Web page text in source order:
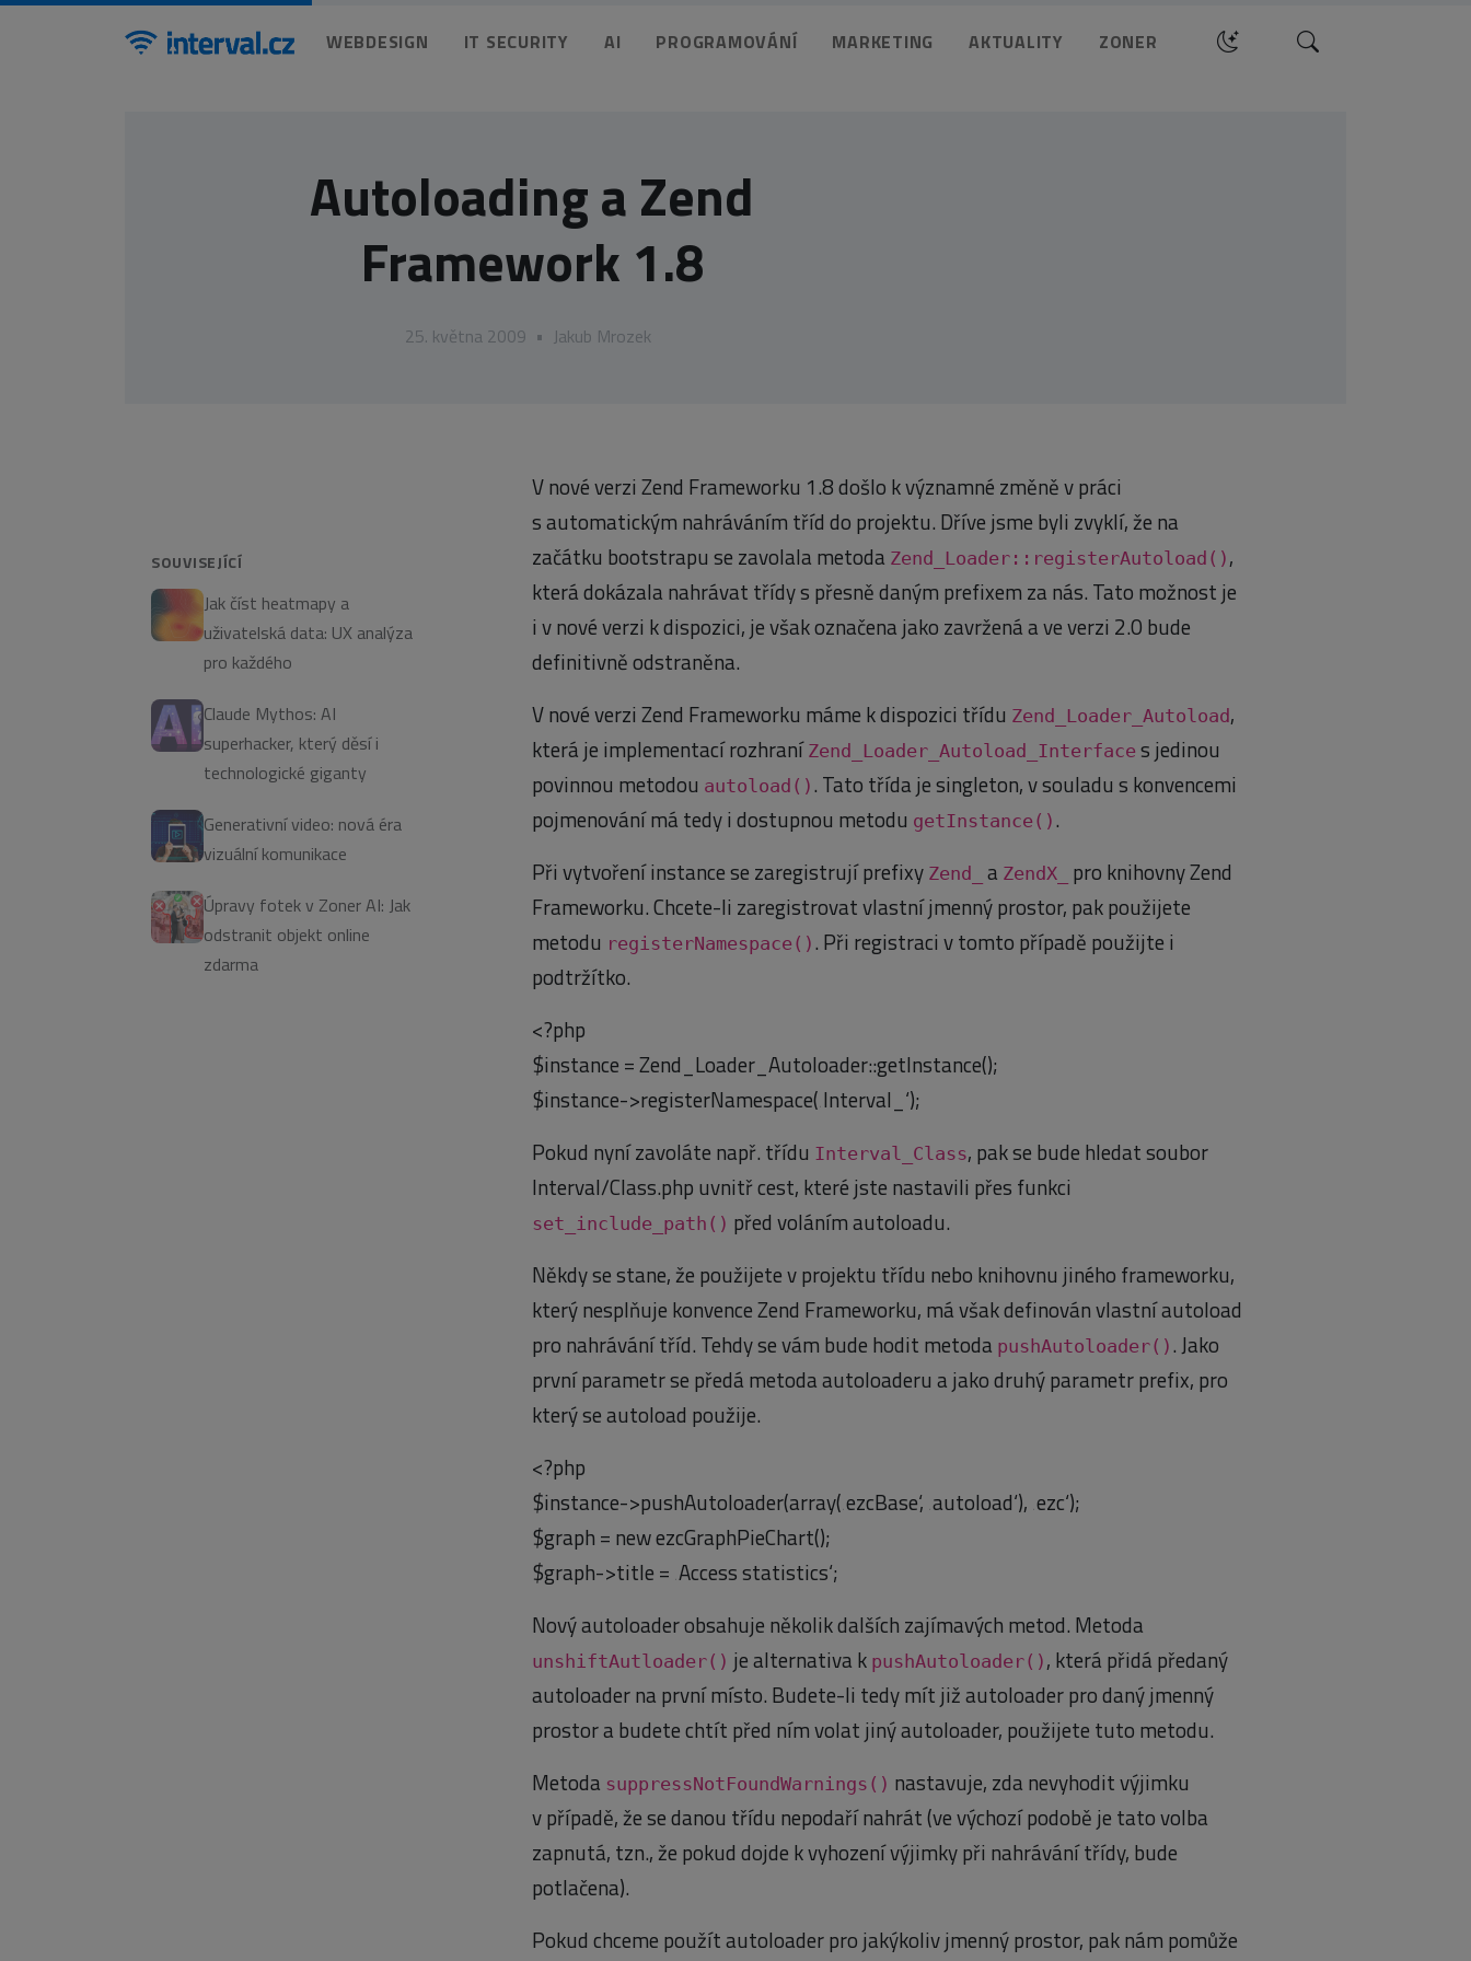
WEBDESIGN IT SECURITY AI PROGRAMOVÁNÍ MARKETING AKTUALITY ZONER Hledat
Autoloading a Zend
Framework 1.8
25. května 2009 • Jakub Mrozek
SOUVISEJÍCÍ
Jak číst heatmapy a
uživatelská data: UX analýza
pro každého
Claude Mythos: AI
superhacker, který děsí i
technologické giganty
Generativní video: nová éra
vizuální komunikace
Úpravy fotek v Zoner AI: Jak
odstranit objekt online
zdarma
V nové verzi Zend Frameworku 1.8 došlo k významné změně v práci
s automatickým nahráváním tříd do projektu. Dříve jsme byli zvyklí, že na
začátku bootstrapu se zavolala metoda Zend_Loader::registerAutoload() ,
která dokázala nahrávat třídy s přesně daným prefixem za nás. Tato možnost je
i v nové verzi k dispozici, je však označena jako zavržená a ve verzi 2.0 bude
definitivně odstraněna.
V nové verzi Zend Frameworku máme k dispozici třídu Zend_Loader_Autoload ,
která je implementací rozhraní Zend_Loader_Autoload_Interface s jedinou
povinnou metodou autoload() . Tato třída je singleton, v souladu s konvencemi
pojmenování má tedy i dostupnou metodu getInstance() .
Při vytvoření instance se zaregistrují prefixy Zend_ a ZendX_
pro knihovny Zend
Frameworku. Chcete-li zaregistrovat vlastní jmenný prostor, pak použijete
metodu registerNamespace() . Při registraci v tomto případě použijte i
podtržítko.
<?php
$instance = Zend_Loader_Autoloader::getInstance();
$instance->registerNamespace(‚Interval_‘);
Pokud nyní zavoláte např. třídu Interval_Class, pak se bude hledat soubor
Interval/Class.php uvnitř cest, které jste nastavili přes funkci
set_include_path() před voláním autoloadu.
Někdy se stane, že použijete v projektu třídu nebo knihovnu jiného frameworku,
který nesplňuje konvence Zend Frameworku, má však definován vlastní autoload
pro nahrávání tříd. Tehdy se vám bude hodit metoda pushAutoloader() . Jako
první parametr se předá metoda autoloaderu a jako druhý parametr prefix, pro
který se autoload použije.
<?php
$instance->pushAutoloader(array(‚ezcBase‘, ‚autoload‘), ‚ezc‘);
$graph = new ezcGraphPieChart();
$graph->title = ‚Access statistics‘;
Nový autoloader obsahuje několik dalších zajímavých metod. Metoda
unshiftAutloader() je alternativa k pushAutoloader() , která přidá předaný
autoloader na první místo. Budete-li tedy mít již autoloader pro daný jmenný
prostor a budete chtít před ním volat jiný autoloader, použijete tuto metodu.
Metoda suppressNotFoundWarnings() nastavuje, zda nevyhodit výjimku
v případě, že se danou třídu nepodaří nahrát (ve výchozí podobě je tato volba
zapnutá, tzn., že pokud dojde k vyhození výjimky při nahrávání třídy, bude
potlačena).
Pokud chceme použít autoloader pro jakýkoliv jmenný prostor, pak nám pomůže